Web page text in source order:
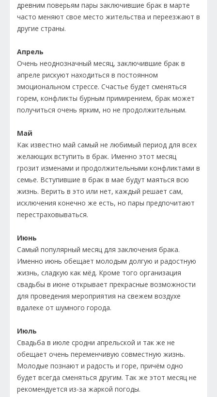
древним поверьям пары заключившие брак в марте
часто меняют свое место жительства и переезжают в
другие страны.
Апрель
Очень неоднозначный месяц, заключившие брак в
апреле рискуют находиться в постоянном
эмоциональном стрессе. Счастье будет сменяться
горем, конфликты бурным примирением, брак может
получиться очень ярким, но не продолжительным.
Май
Как известно май самый не любимый период для всех
желающих вступить в брак. Именно этот месяц
грозит изменами и продолжительными конфликтами в
семье. Вступившие в брак в мае будут маяться всю
жизнь. Верить в это или нет, каждый решает сам,
исключения конечно же есть, но пары предпочитают
перестраховываться.
Июнь
Самый популярный месяц для заключения брака.
Именно июнь обещает молодым долгую и радостную
жизнь, сладкую как мёд. Кроме того организация
свадьбы в июне открывает прекрасные возможности
для проведения мероприятия на свежем воздухе
вдалеке от шумного города.
Июль
Свадьба в июле сродни апрельской и так же не
обещает очень переменчивую совместную жизнь.
Молодые познают и радость и горе, причём одно
будет всегда сменяться другим. Так же этот месяц не
рекомендуется из-за жаркой погоды.